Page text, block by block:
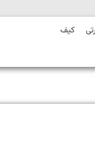
کیف